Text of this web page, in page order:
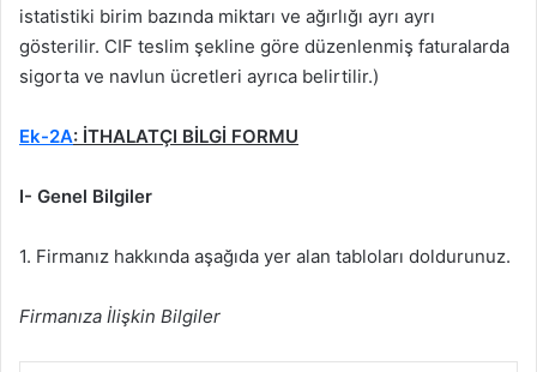
istatistiki birim bazında miktarı ve ağırlığı ayrı ayrı
gösterilir. CIF teslim şekline göre düzenlenmiş faturalarda
sigorta ve navlun ücretleri ayrıca belirtilir.)
Ek-2A: İTHALATÇI BİLGİ FORMU
I- Genel Bilgiler
1. Firmanız hakkında aşağıda yer alan tabloları doldurunuz.
Firmanıza İlişkin Bilgiler